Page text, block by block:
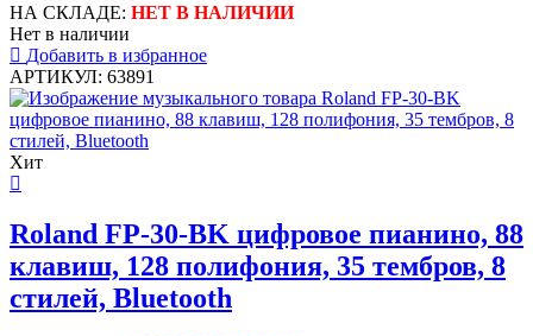
НА СКЛАДЕ: НЕТ В НАЛИЧИИ
Нет в наличии
Добавить в избранное
АРТИКУЛ: 63891
Хит
Roland FP-30-BK цифровое пианино, 88
клавиш, 128 полифония, 35 тембров, 8
стилей, Bluetooth